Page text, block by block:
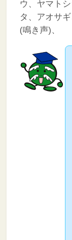
ウ、ヤマト
タ、アオサ
(鳴き声)、